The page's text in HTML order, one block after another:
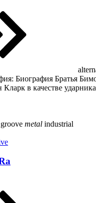
Биография Братья
в качестве
groove metal industrial